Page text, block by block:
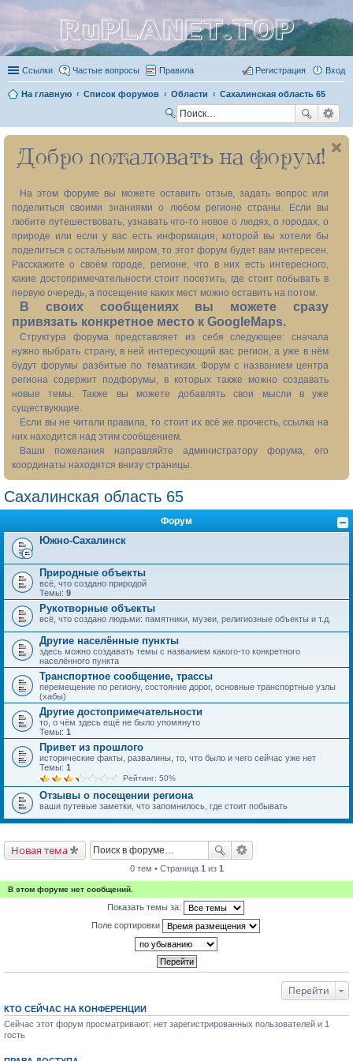
RuPLANET.TOP
Ссылки Частые вопросы Правила Вход
Регистрация
На главную Список форумов Области Сахалинская область 65
ск
Добро пожаловать на форум!
На этом форуме вы можете оставить отзыв, задать вопрос или
поделиться своими знаниями о любом регионе страны. Если вы
любите путешествовать, узнавать что-то новое о людях, о городах, о
природе или если у вас есть информация, которой вы хотели бы
поделиться с остальным миром, то этот форум будет вам интересен.
Расскажите о своём городе, регионе, что в них есть интересного,
какие достопримечательности стоит посетить, где стоит побывать в
первую очередь, а посещение каких мест можно оставить на потом.
В своих сообщениях вы можете сразу
привязать конкретное место к GoogleMaps.
Структура форума представляет из себя следующее: сначала
нужно выбрать страну, в ней интересующий вас регион, а уже в нём
будут форумы разбитые по тематикам. Форум с названием центра
региона содержит подфорумы, в которых также можно создавать
новые темы. Также вы можете добавлять свои мысли в уже
существующие.
Если вы не читали правила, то стоит их всё же прочесть, ссылка на
них находится над этим сообщением.
Ваши пожелания направляйте администратору форума, его
координаты находятся внизу страницы.
Сахалинская область 65
Форум
Южно-Сахалинск
Природные объекты
всё, что создано природой
Темы: 9
Рукотворные объекты
всё, что создано людьми: памятники, музеи, религиозные объекты и т.д.
Другие населённые пункты
здесь можно создавать темы с названием какого-то конкретного
населённого пункта
Транспортное сообщение, трассы
перемещение по региону, состояние дорог, основные транспортные узлы
(хабы)
Другие достопримечательности
то, о чём здесь ещё не было упомянуто
Темы: 1
Привет из прошлого
исторические факты, развалины, то, что было и чего сейчас уже нет
Темы: 1
Рейтинг: 50%
Отзывы о посещении региона
ваши путевые заметки, что запомнилось, где стоит побывать
Новая тема
0 тем • Страница 1 из 1
В этом форуме нет сообщений.
Показать темы за:
Поле сортировки
Перейти
КТО СЕЙЧАС НА КОНФЕРЕНЦИИ
Сейчас этот форум просматривают: нет зарегистрированных пользователей и 1
гость